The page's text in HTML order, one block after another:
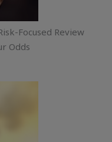
Focused Review
Odds